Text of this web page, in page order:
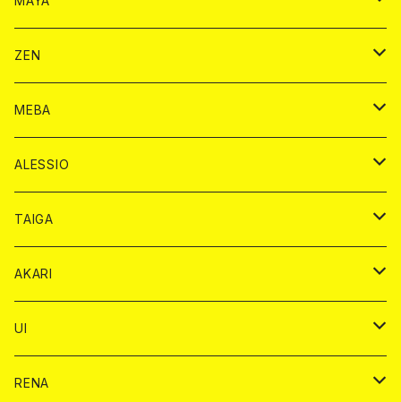
ヴーヴクリコ カード
ノーマル カード
プレミアム カード
ドリンク カード
１ドリンクカード
ショット
チェキ カード
チェキ １５００円
モエシャンドン カード
ヴーヴクリコ カード
BAIKA カード
ノーマル カード
プレミアム カード
ドリンク カード
１ドリンク カード
ショット
チェキ カード
チェキ １５００円
ドリンク
1ドリンク
ショット
チェキ
BAIKA
ZEN
ドリンク
シャンパン
ショット
チェキ
BAIKA
MEBA
ドリンク
シャンパンカード
ドリンクカード
チップ
チェキ
ALESSIO
ドリンク
シャンパン
1ドリンク
チップ
TAIGA
ドリンク
シャンパン
1ドリンク
チップ
AKARI
ドリンク
1ドリンク
UI
バイカ
RENA